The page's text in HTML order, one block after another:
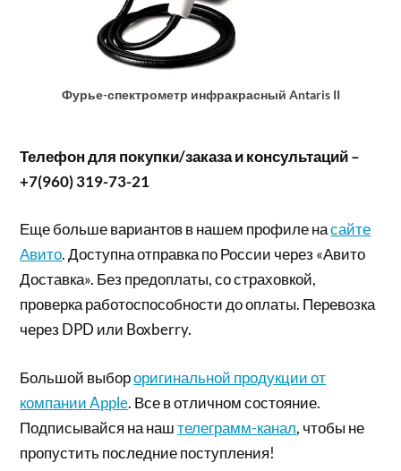
Фурье-спектрометр инфракрасный Antaris II
Телефон для покупки/заказа и консультаций –
+7(960) 319-73-21
Еще больше вариантов в нашем профиле насайте
Авито. Доступна отправка по России через «Авито
Доставка». Без предоплаты, со страховкой,
проверка работоспособности до оплаты. Перевозка
через DPD или Boxberry.
Большой выбороригинальной продукции от
компании Apple. Все в отличном состояние.
Подписывайся на наштелеграмм-канал, чтобы не
пропустить последние поступления!